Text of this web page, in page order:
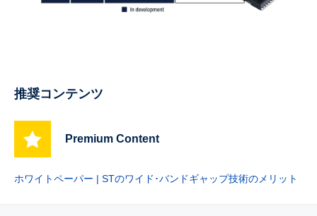
推奨コンテンツ
Premium Content
ホワイトペーパー | STのワイド･バンドギャップ技術のメリット